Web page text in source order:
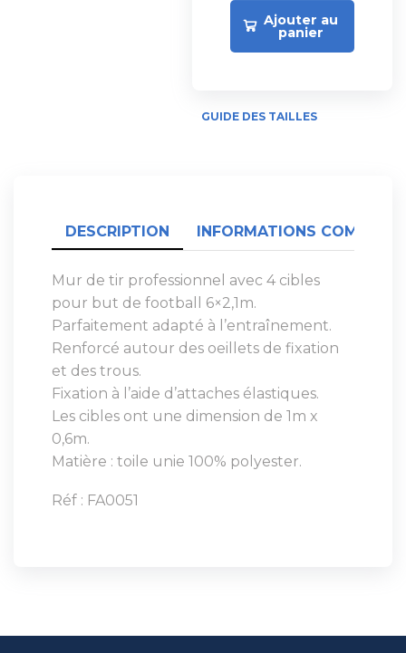
Ajouter au
panier
GUIDE DES TAILLES
DESCRIPTION INFORMATIONS
Mur de tir professionnel avec 4 cibles
pour but de football 6×2,1m.
Parfaitement adapté à l’entraînement.
Renforcé autour des oeillets de fixation
et des trous.
Fixation à l’aide d’attaches élastiques.
Les cibles ont une dimension de 1m x
0,6m.
Matière : toile unie 100% polyester.
Réf : FA0051